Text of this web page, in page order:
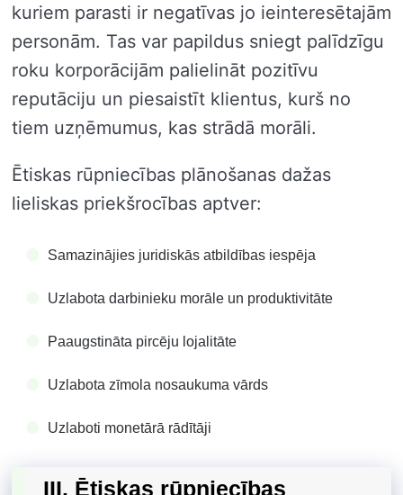
kuriem parasti ir negatīvas jo ieinteresētajām
personām. Tas var papildus sniegt palīdzīgu
roku korporācijām palielināt pozitīvu
reputāciju un piesaistīt klientus, kurš no
tiem uzņēmumus, kas strādā morāli.
Ētiskas rūpniecības plānošanas dažas
lieliskas priekšrocības aptver:
Samazinājies juridiskās atbildības iespēja
Uzlabota darbinieku morāle un produktivitāte
Paaugstināta pircēju lojalitāte
Uzlabota zīmola nosaukuma vārds
Uzlaboti monetārā rādītāji
III. Ētiskas rūpniecības